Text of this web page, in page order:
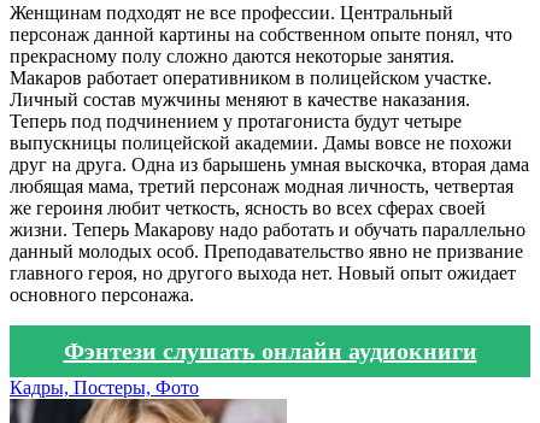
Женщинам подходят не все профессии. Центральный
персонаж данной картины на собственном опыте понял, что
прекрасному полу сложно даются некоторые занятия.
Макаров работает оперативником в полицейском участке.
Личный состав мужчины меняют в качестве наказания.
Теперь под подчинением у протагониста будут четыре
выпускницы полицейской академии. Дамы вовсе не похожи
друг на друга. Одна из барышень умная выскочка, вторая дама
любящая мама, третий персонаж модная личность, четвертая
же героиня любит четкость, ясность во всех сферах своей
жизни. Теперь Макарову надо работать и обучать параллельно
данный молодых особ. Преподавательство явно не призвание
главного героя, но другого выхода нет. Новый опыт ожидает
основного персонажа.
Фэнтези слушать онлайн аудиокниги
Кадры, Постеры, Фото